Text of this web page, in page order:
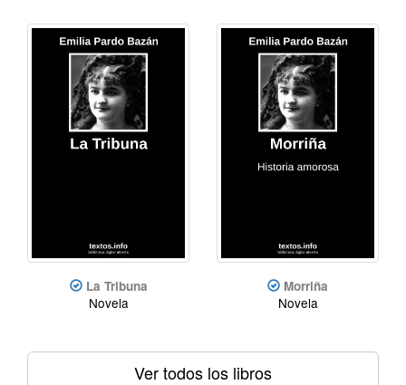
La Tribuna
Novela
Morriña
Novela
Ver todos los libros